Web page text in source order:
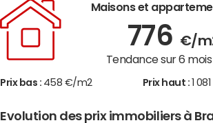
Maisons et
776 €/
Tendance sur 6 mois
Prix bas : 458 €/m2 Prix haut : 1
Evolution des prix immobiliers à